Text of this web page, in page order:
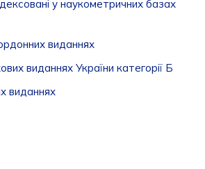
у наукометричних базах
виданнях
виданнях України категорії Б
виданнях